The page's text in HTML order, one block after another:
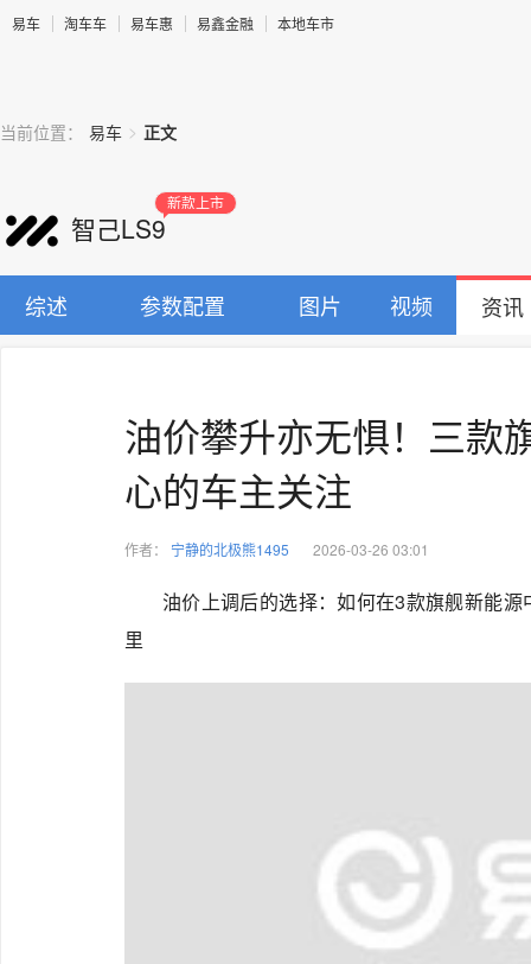
易车 淘车车 易车惠 易鑫金融 本地车市
当前位置： 易车 > 正文
智己LS9
新款上市
综述 参数配置 图片 视频 资讯
油价攀升亦无惧！三款
心的车主关注
作者： 宁静的北极熊1495 2026-03-26 03:01
油价上调后的选择：如何在3款旗舰新能
里